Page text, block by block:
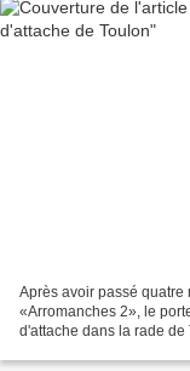
Après avoir passé quatre
«Arromanches 2», le
d'attache dans la rade